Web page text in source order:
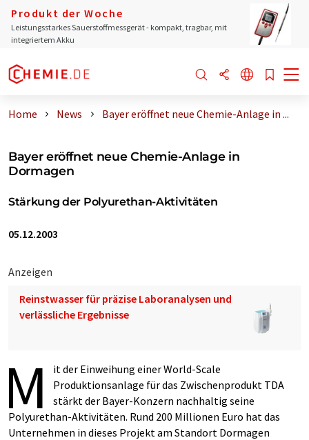
Produkt der Woche
Leistungsstarkes Sauerstoffmessgerät - kompakt, tragbar, mit
integriertem Akku
Home News Bayer eröffnet neue Chemie-Anlage in ...
Bayer eröffnet neue Chemie-Anlage in
Dormagen
Stärkung der Polyurethan-Aktivitäten
05.12.2003
Anzeigen
Reinstwasser für präzise Laboranalysen und
verlässliche Ergebnisse
M
it der Einweihung einer World-Scale
Produktionsanlage für das Zwischenprodukt TDA
stärkt der Bayer-Konzern nachhaltig seine
Polyurethan-Aktivitäten. Rund 200 Millionen Euro hat das
Unternehmen in dieses Projekt am Standort Dormagen